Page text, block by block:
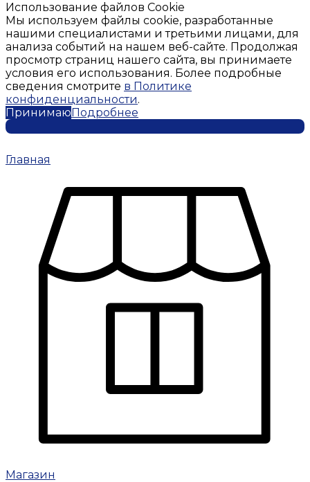
Использование файлов Cookie
Мы используем файлы cookie, разработанные
нашими специалистами и третьими лицами, для
анализа событий на нашем веб-сайте. Продолжая
просмотр страниц нашего сайта, вы принимаете
условия его использования. Более подробные
сведения смотрите в Политике
конфиденциальности.
ПринимаюПодробнее
Главная
Магазин